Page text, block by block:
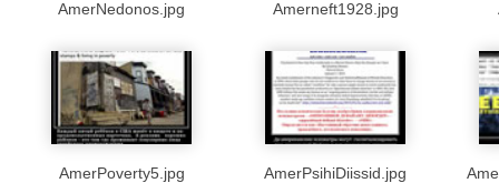
AmerNedonos.jpg Amerneft1928.jpg
AmerPoverty5.jpg AmerPsihiDiissid.jpg